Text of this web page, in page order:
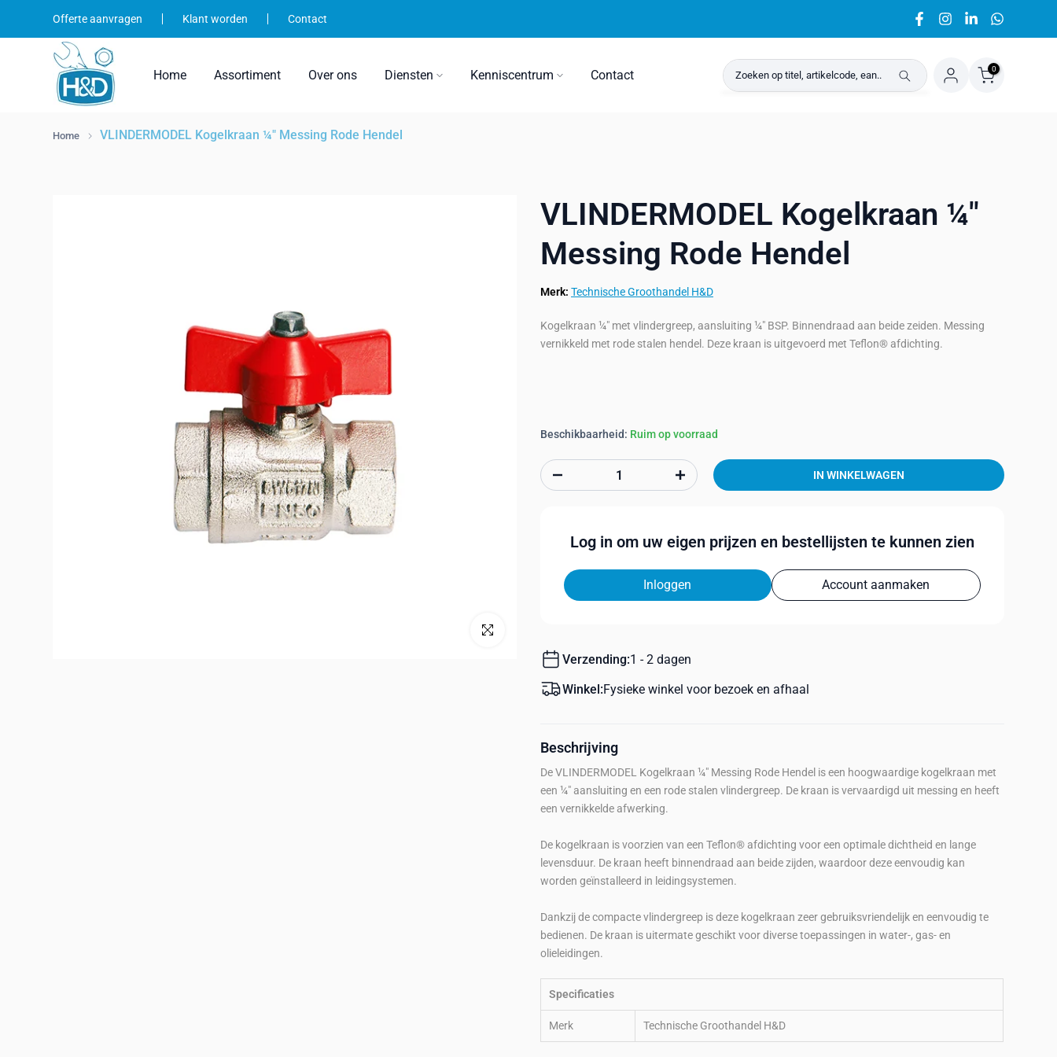
Offerte aanvragen Klant worden Contact
Home Assortiment Over ons Diensten Kenniscentrum Contact 0
Home VLINDERMODEL Kogelkraan ¼" Messing Rode Hendel
Klik om te vergroten
VLINDERMODEL Kogelkraan ¼"
Messing Rode Hendel
Merk: Technische Groothandel H&D
Kogelkraan ¼" met vlindergreep, aansluiting ¼" BSP. Binnendraad aan beide zeiden. Messing
vernikkeld met rode stalen hendel. Deze kraan is uitgevoerd met Teflon® afdichting.
Beschikbaarheid: Ruim op voorraad
IN WINKELWAGEN
Log in om uw eigen prijzen en bestellijsten te kunnen zien
Inloggen Account aanmaken
Verzending:1 - 2 dagen
Winkel:Fysieke winkel voor bezoek en afhaal
Beschrijving
De VLINDERMODEL Kogelkraan ¼" Messing Rode Hendel is een hoogwaardige kogelkraan met
een ¼" aansluiting en een rode stalen vlindergreep. De kraan is vervaardigd uit messing en heeft
een vernikkelde afwerking.
De kogelkraan is voorzien van een Teflon® afdichting voor een optimale dichtheid en lange
levensduur. De kraan heeft binnendraad aan beide zijden, waardoor deze eenvoudig kan
worden geïnstalleerd in leidingsystemen.
Dankzij de compacte vlindergreep is deze kogelkraan zeer gebruiksvriendelijk en eenvoudig te
bedienen. De kraan is uitermate geschikt voor diverse toepassingen in water-, gas- en
olieleidingen.
Specificaties
Merk Technische Groothandel H&D